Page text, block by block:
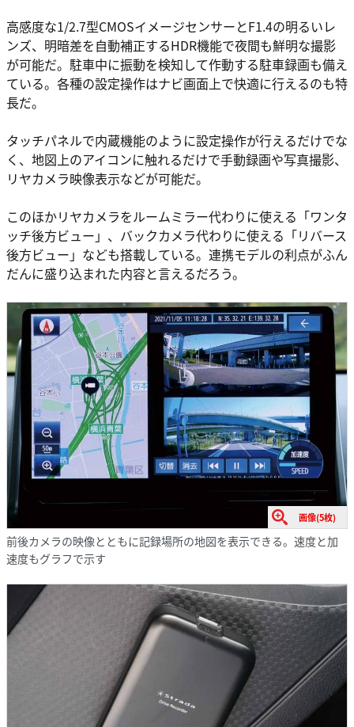
高感度な1/2.7型CMOSイメージセンサーとF1.4の明るいレ
ンズ、明暗差を自動補正するHDR機能で夜間も鮮明な撮影
が可能だ。駐車中に振動を検知して作動する駐車録画も備え
ている。各種の設定操作はナビ画面上で快適に行えるのも特
長だ。
タッチパネルで内蔵機能のように設定操作が行えるだけでな
く、地図上のアイコンに触れるだけで手動録画や写真撮影、
リヤカメラ映像表示などが可能だ。
このほかリヤカメラをルームミラー代わりに使える「ワンタ
ッチ後方ビュー」、バックカメラ代わりに使える「リバース
後方ビュー」なども搭載している。連携モデルの利点がふん
だんに盛り込まれた内容と言えるだろう。
画像(5枚)
前後カメラの映像とともに記録場所の地図を表示できる。速度と加
速度もグラフで示す